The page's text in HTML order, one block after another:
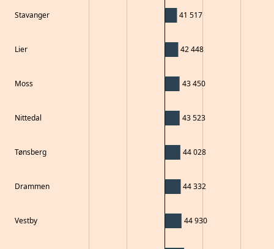
Stavanger
Lier
Moss
Nittedal
Tønsberg
Drammen
Vestby
41 517
42 448
43 450
43 523
44 028
44 332
44 930